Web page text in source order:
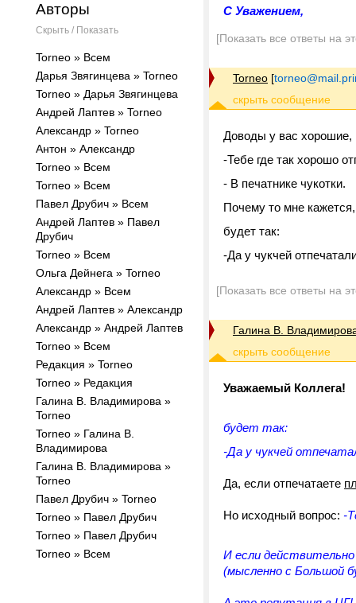
Авторы
Скрыть / Показать
Torneo » Всем
Дарья Звягинцева » Torneo
Torneo » Дарья Звягинцева
Андрей Лаптев » Torneo
Александр » Torneo
Антон » Александр
Torneo » Всем
Torneo » Всем
Павел Друбич » Всем
Андрей Лаптев » Павел
Друбич
Torneo » Всем
Ольга Дейнега » Torneo
Александр » Всем
Андрей Лаптев » Александр
Александр » Андрей Лаптев
Torneo » Всем
Редакция » Torneo
Torneo » Редакция
Галина В. Владимирова »
Torneo
Torneo » Галина В.
Владимирова
Галина В. Владимирова »
Torneo
Павел Друбич » Torneo
Torneo » Павел Друбич
Torneo » Павел Друбич
Torneo » Всем
С Уважением,
[Показать все ответы на
Torneo [
Доводы у вас хорошие,
-Тебе где так хорошо
- В печатнике чукотки.
Почему то мне
будет так:
-Да у чукчей
[Показать все ответы на
Галина В.
Уважаемый Коллега!
будет так:
-Да у чукчей
Да, если отпечатаете
Но исходный вопрос: -
И если
(мысленно с Большой